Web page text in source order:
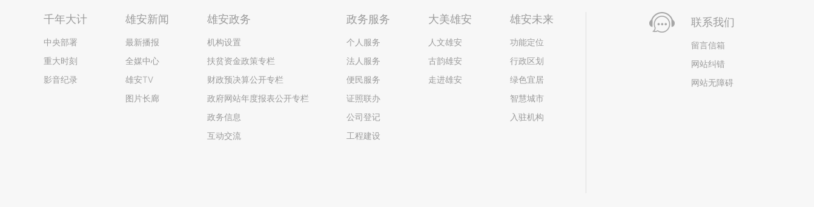
千年大计
中央部署
重大时刻
影音纪录
雄安新闻
最新播报
全媒中心
雄安TV
图片长廊
雄安政务
机构设置
扶贫资金政策专栏
财政预决算公开专栏
政府网站年度报表公开专栏
政务信息
互动交流
政务服务
个人服务
法人服务
便民服务
证照联办
公司登记
工程建设
大美雄安
人文雄安
古韵雄安
走进雄安
雄安未来
功能定位
行政区划
绿色宜居
智慧城市
入驻机构
联系我们
留言信箱
网站纠错
网站无障碍